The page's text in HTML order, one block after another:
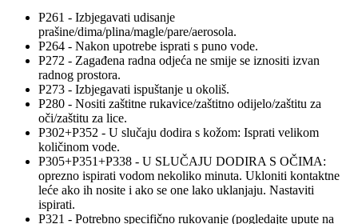
P261 - Izbjegavati udisanje
prašine/dima/plina/magle/pare/aerosola.
P264 - Nakon upotrebe isprati s puno vode.
P272 - Zagađena radna odjeća ne smije se iznositi izvan
radnog prostora.
P273 - Izbjegavati ispuštanje u okoliš.
P280 - Nositi zaštitne rukavice/zaštitno odijelo/zaštitu za
oči/zaštitu za lice.
P302+P352 - U slučaju dodira s kožom: Isprati velikom
količinom vode.
P305+P351+P338 - U SLUČAJU DODIRA S OČIMA:
oprezno ispirati vodom nekoliko minuta. Ukloniti kontaktne
leće ako ih nosite i ako se one lako uklanjaju. Nastaviti
ispirati.
P321 - Potrebno specifično rukovanje (pogledajte upute na